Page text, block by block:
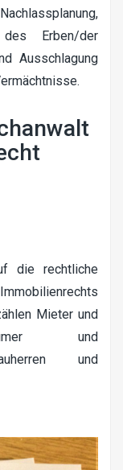
des Erben/der
Ausschlagung
die rechtliche
Mieter und
und
und